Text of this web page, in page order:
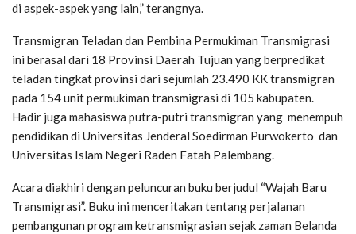
di aspek-aspek yang lain,” terangnya.
Transmigran Teladan dan Pembina Permukiman Transmigrasi
ini berasal dari 18 Provinsi Daerah Tujuan yang berpredikat
teladan tingkat provinsi dari sejumlah 23.490 KK transmigran
pada 154 unit permukiman transmigrasi di 105 kabupaten.
Hadir juga mahasiswa putra-putri transmigran yang menempuh
pendidikan di Universitas Jenderal Soedirman Purwokerto dan
Universitas Islam Negeri Raden Fatah Palembang.
Acara diakhiri dengan peluncuran buku berjudul “Wajah Baru
Transmigrasi”. Buku ini menceritakan tentang perjalanan
pembangunan program ketransmigrasian sejak zaman Belanda